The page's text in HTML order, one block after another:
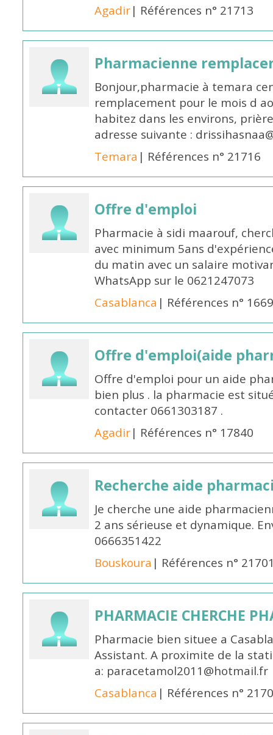
Agadir| Références n° 21713
Pharmacienne
Bonjour,pharmacie à temara
remplacement pour le mois d
habitez dans les environs,
adresse suivante :
Temara | Références n° 21716
Offre d'emploi
Pharmacie à sidi maarouf,
avec minimum 5ans
du matin avec un salaire
WhatsApp sur le 0621247073
Casablanca | Références n°
Offre d'emploi(aide
Offre d'emploi pour un aide
bien plus . la pharmacie est
contacter 0661303187 .
Agadir| Références n° 17840
Recherche aide
Je cherche une aide
2 ans sérieuse et dynamique.
0666351422
Bouskoura | Références n°
PHARMACIE CHERCHE
Pharmacie bien situee a
Assistant. A proximite de la
a: paracetamol2011@hotmail.fr
Casablanca | Références n°